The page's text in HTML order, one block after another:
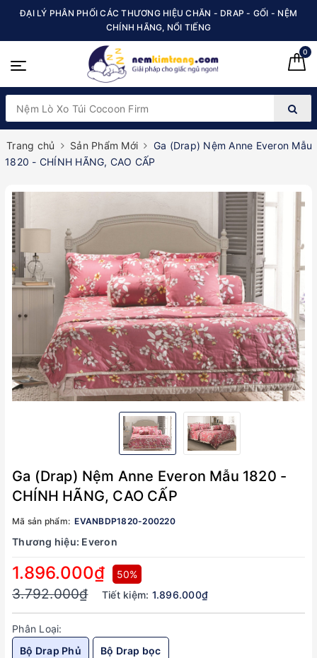
ĐẠI LÝ PHÂN PHỐI CÁC THƯƠNG HIỆU CHĂN - DRAP - GỐI - NỆM
CHÍNH HÃNG, NỔI TIẾNG
0
Trang chủ Sản Phẩm Mới
Ga (Drap) Nệm Anne Everon Mẫu
1820 - CHÍNH HÃNG, CAO CẤP
Ga (Drap) Nệm Anne Everon Mẫu 1820 -
CHÍNH HÃNG, CAO CẤP
Mã sản phẩm: EVANBDP1820-200220
Thương hiệu: Everon
1.896.000₫ 50%
3.792.000₫ Tiết kiệm: 1.896.000₫
Phân Loại:
Bộ Drap Phủ
Bộ Drap bọc